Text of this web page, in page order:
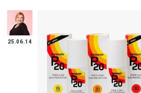
25.06.14